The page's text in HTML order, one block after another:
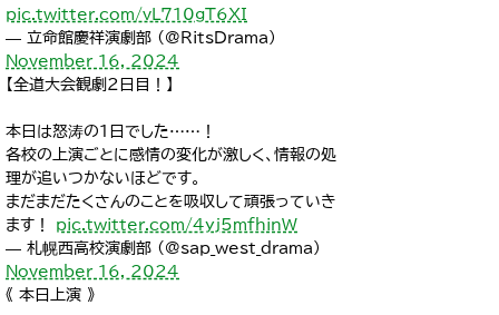
pic.twitter.com/vL710gT6XI
— 立命館慶祥演劇部 (@RitsDrama)
November 16, 2024
【全道大会観劇2日目！】
本日は怒涛の1日でした……！
各校の上演ごとに感情の変化が激しく、情報の処
理が追いつかないほどです。
まだまだたくさんのことを吸収して頑張っていき
ます！ pic.twitter.com/4yj5mfhinW
— 札幌西高校演劇部 (@sap_west_drama)
November 16, 2024
《 本日上演 》